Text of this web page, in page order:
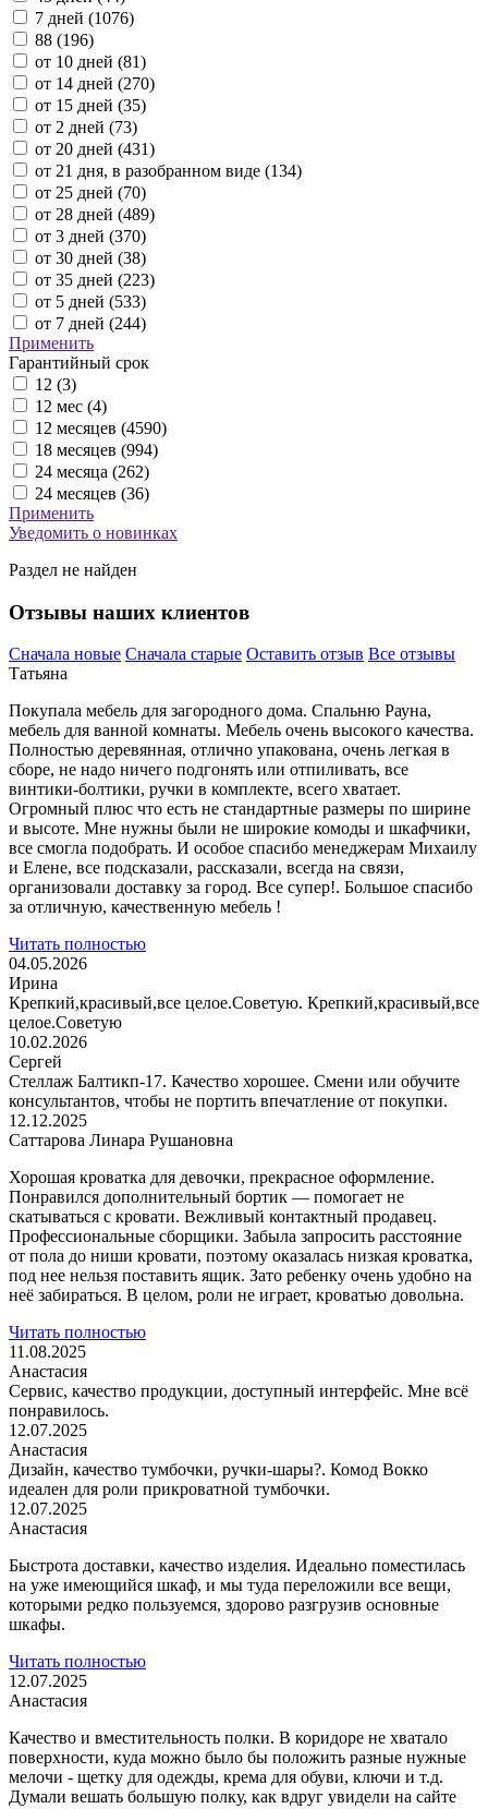
7 дней (1076)
88 (196)
от 10 дней (81)
от 14 дней (270)
от 15 дней (35)
от 2 дней (73)
от 20 дней (431)
от 21 дня, в разобранном виде (134)
от 25 дней (70)
от 28 дней (489)
от 3 дней (370)
от 30 дней (38)
от 35 дней (223)
от 5 дней (533)
от 7 дней (244)
Применить
Гарантийный срок
12 (3)
12 мес (4)
12 месяцев (4590)
18 месяцев (994)
24 месяца (262)
24 месяцев (36)
Применить
Уведомить о новинках
Раздел не найден
Отзывы наших клиентов
Сначала новые Сначала старые Оставить отзыв Все отзывы
Татьяна
Покупала мебель для загородного дома. Спальню Рауна,
мебель для ванной комнаты. Мебель очень высокого качества.
Полностью деревянная, отлично упакована, очень легкая в
сборе, не надо ничего подгонять или отпиливать, все
винтики-болтики, ручки в комплекте, всего хватает.
Огромный плюс что есть не стандартные размеры по ширине
и высоте. Мне нужны были не широкие комоды и шкафчики,
все смогла подобрать. И особое спасибо менеджерам Михаилу
и Елене, все подсказали, рассказали, всегда на связи,
организовали доставку за город. Все супер!. Большое спасибо
за отличную, качественную мебель !
Читать полностью
04.05.2026
Ирина
Крепкий,красивый,все целое.Советую. Крепкий,красивый,все
целое.Советую
10.02.2026
Сергей
Стеллаж Балтикп-17. Качество хорошее. Смени или обучите
консультантов, чтобы не портить впечатление от покупки.
12.12.2025
Саттарова Линара Рушановна
Хорошая кроватка для девочки, прекрасное оформление.
Понравился дополнительный бортик — помогает не
скатываться с кровати. Вежливый контактный продавец.
Профессиональные сборщики. Забыла запросить расстояние
от пола до ниши кровати, поэтому оказалась низкая кроватка,
под нее нельзя поставить ящик. Зато ребенку очень удобно на
неё забираться. В целом, роли не играет, кроватью довольна.
Читать полностью
11.08.2025
Анастасия
Сервис, качество продукции, доступный интерфейс. Мне всё
понравилось.
12.07.2025
Анастасия
Дизайн, качество тумбочки, ручки-шары?. Комод Вокко
идеален для роли прикроватной тумбочки.
12.07.2025
Анастасия
Быстрота доставки, качество изделия. Идеально поместилась
на уже имеющийся шкаф, и мы туда переложили все вещи,
которыми редко пользуемся, здорово разгрузив основные
шкафы.
Читать полностью
12.07.2025
Анастасия
Качество и вместительность полки. В коридоре не хватало
поверхности, куда можно было бы положить разные нужные
мелочи - щетку для одежды, крема для обуви, ключи и т.д.
Думали вешать большую полку, как вдруг увидели на сайте